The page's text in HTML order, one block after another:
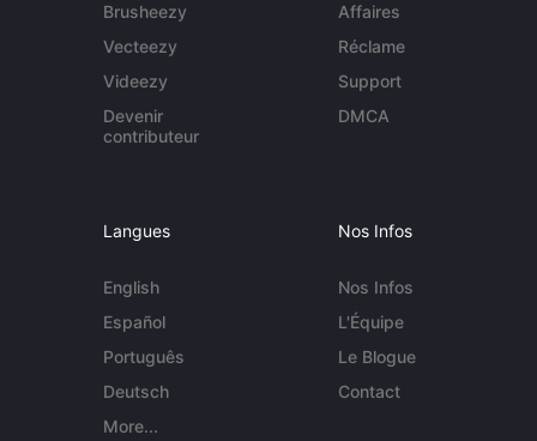
Brusheezy
Vecteezy
Videezy
Devenir
contributeur
Affaires
Réclame
Support
DMCA
Langues
English
Español
Português
Deutsch
More...
Nos Infos
Nos Infos
L'Équipe
Le Blogue
Contact